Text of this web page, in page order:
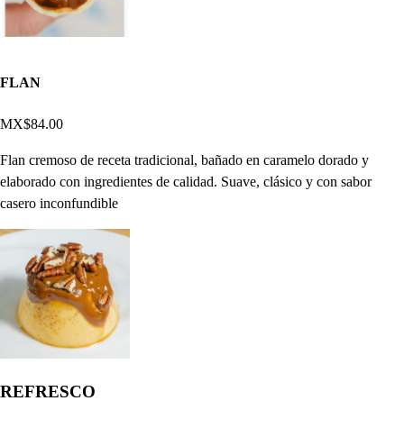
FLAN
MX$84.00
Flan cremoso de receta tradicional, bañado en caramelo dorado y
elaborado con ingredientes de calidad. Suave, clásico y con sabor
casero inconfundible
REFRESCO